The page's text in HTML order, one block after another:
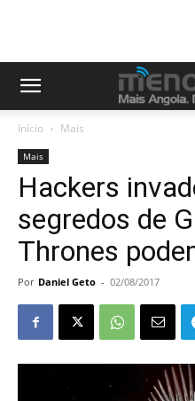
Início Mais
Mais
Hackers
segredos de
Thrones
Por Daniel Geto - 02/08/2017